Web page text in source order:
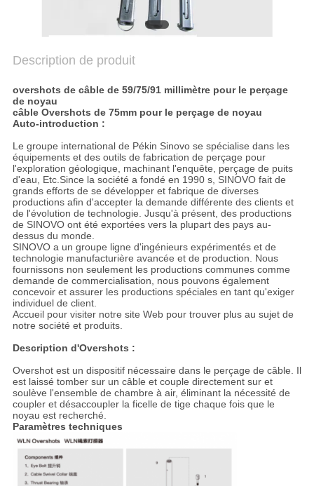
CONFIDENTIALITÉ
Description de produit
overshots de câble de 59/75/91 millimètre pour le perçage
de noyau
câble Overshots de 75mm pour le perçage de noyau
Auto-introduction :
Le groupe international de Pékin Sinovo se spécialise dans les
équipements et des outils de fabrication de perçage pour
l'exploration géologique, machinant l'enquête, perçage de puits
d'eau, Etc.Since la société a fondé en 1990 s, SINOVO fait de
grands efforts de se développer et fabrique de diverses
productions afin d'accepter la demande différente des clients et
de l'évolution de technologie. Jusqu'à présent, des productions
de SINOVO ont été exportées vers la plupart des pays au-
dessus du monde.
SINOVO a un groupe ligne d'ingénieurs expérimentés et de
technologie manufacturière avancée et de production. Nous
fournissons non seulement les productions communes comme
demande de commercialisation, nous pouvons également
concevoir et assurer les productions spéciales en tant qu'exiger
individuel de client.
Accueil pour visiter notre site Web pour trouver plus au sujet de
notre société et produits.
Description d'Overshots :
Overshot est un dispositif nécessaire dans le perçage de câble. Il
est laissé tomber sur un câble et couple directement sur et
soulève l'ensemble de chambre à air, éliminant la nécessité de
coupler et désaccoupler la ficelle de tige chaque fois que le
noyau est recherché.
Paramètres techniques